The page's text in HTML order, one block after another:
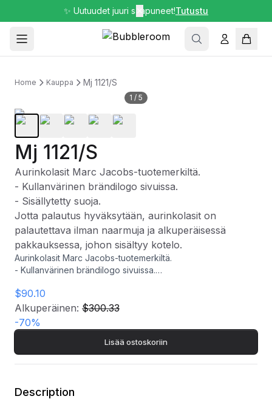
✨ Uutuudet juuri saapuneet!Tutustu
Home Kauppa Mj 1121/S
1 / 5
Mj 1121/S
Aurinkolasit Marc Jacobs-tuotemerkiltä.
- Kullanvärinen brändilogo sivuissa.
- Sisällytetty suoja.
Jotta palautus hyväksytään, aurinkolasit on
palautettava ilman naarmuja ja alkuperäisessä
pakkauksessa, johon sisältyy kotelo.
Aurinkolasit Marc Jacobs-tuotemerkiltä.
- Kullanvärinen brändilogo sivuissa.
Jotta palautus hyväksytään, aurinkolasit on palautettava
ilman naarmuja ja alkuperäisessä pakkauksessa, johon
sisältyy kotelo.
$90.10
Alkuperäinen: $300.33
-70%
Lisää ostoskoriin
Description